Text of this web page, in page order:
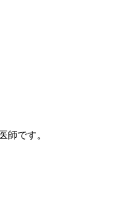
師です。